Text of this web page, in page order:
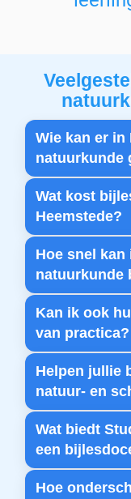
Wie kan er in
natuurkunde
Wat kost
Heemstede?
Hoe snel kan
natuurkunde
Kan ik ook
van practica?
Helpen jullie
natuur- en
Wat biedt
een
Hoe